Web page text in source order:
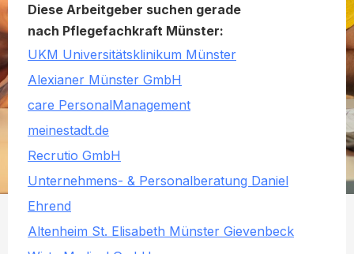
Diese Arbeitgeber suchen gerade
nach Pflegefachkraft Münster:
UKM Universitätsklinikum Münster
Alexianer Münster GmbH
care PersonalManagement
meinestadt.de
Recrutio GmbH
Unternehmens- & Personalberatung Daniel
Ehrend
Altenheim St. Elisabeth Münster Gievenbeck